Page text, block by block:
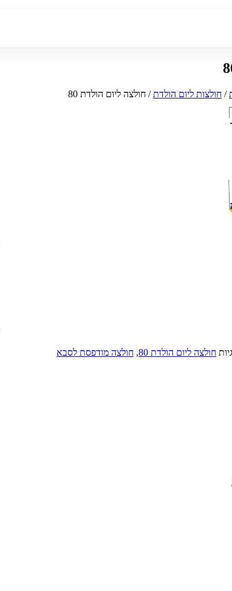
/ חולצות ליום הולדת/ חולצה ליום הולדת 80
חולצה ליום הולדת 80 , חולצה מודפסת לסבא